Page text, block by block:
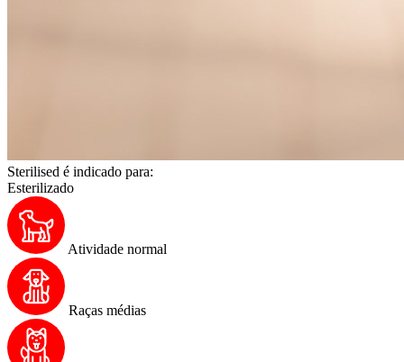
Sterilised é indicado para:
Esterilizado
Atividade normal
Raças médias